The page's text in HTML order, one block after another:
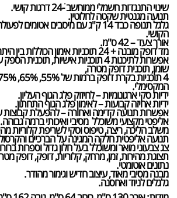
שינוי התנגדות חשמלי ממוחשב -ׁ24 דרגות קושי.
תנועה מגנטית שקטה לחלוטין.
גלגל תנופה כבד 14 ק"ג עם מיסבים
הקושי.
אורך צעד – 42 ס"מ.
מד דופק מובנה +24 תוכניות אימון הכוללות בין
אפשרות לתיכנות 4 תוכניות אישיות,
שומן, תוכנית דופק מטרה,
המקסימלי.
ידיות סקי ארגונומיות – לחיזוק פלג הגוף העליון.
ידיות אחיזה קבועות – לאימון פלג הגוף התחתון.
אפשרות תנועה קדימה ואחורה – להפעלת קבוצות
אליפטי מקצועי משוכלל מסיבי ואיכותי ברמה גבוהה.
משלב הליכה, ריצה, טיפוס וסקי לשריפת קלוריות
תנועה אליפטית חלקה המגינה על הברכיים
צג צבעוני מואר ומשוכלל בעל חלון גדול וספרות
תצוגת מהירות, זמן, מרחק, קלוריות, דופק, דופק
נתונים אוטומטי.
מבנה מסיבי מאוד, עיצוב חדיש וגימור מהודר.
גלגלים לניוד ואחסנה.
אבקת חלבון כשרה
שייקר מקצועי פרובודי
₪20.00